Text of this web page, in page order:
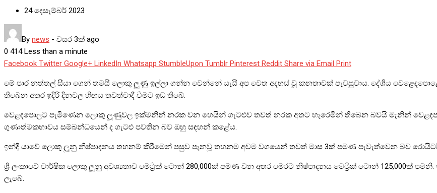
24 දෙසැම්බර් 2023
By news - වසර 3ක් ago
0 414Less than a minute
Facebook Twitter Google+ LinkedIn Whatsapp StumbleUpon Tumblr Pinterest Reddit Share via Email Print
මේ පාර නත්තල් සීයා ගෙන් තමයි ලොකු ලුණු ඉල්ලා ගන්න වෙන්නේ යැයි අප වෙත අදහස් වූ කනතාවක් පැවසුවාය. දේශීය
තිබෙන අතර ඉදිරි දිනවල හිඟය තවත්වාදී වීමට ඉඩ තිබේ.
වෙළඳපොලට පැමිණෙන ලොකු ලූණුවල ඉක්මනින් නරක වන හෙයින් ගැටළුව තවත් නරක අතට හැරෙමින් තිබෙන බවයි මැනින්
ගුණාත්මකභාවය සම්බන්ධයෙන් ද ගැටළු පවතින බව ඔහු සඳහන් කළේය.
ඉන්දී යාවේ ලොකු ලූනු නිෂ්පාදනය තහනම් කිරීමෙන් පසුව පැනවූ තහනම අවම වශයෙන් තවත් මාස 3ක් පමණ පැවැත්වෙන බව
ශ්‍රී ලංකාවේ වාර්ෂික ලොකු ලූනු අවශ්‍යතාව මෙට්‍රික් ටොන් 280,000ක් පමණ වන අතර මෙරට නිෂ්පාදනය මෙට්‍රික් ටොන් 125,000ක්
ලැබේ.